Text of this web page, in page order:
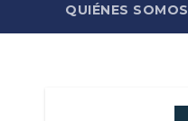
QUIÉNES SOMOS